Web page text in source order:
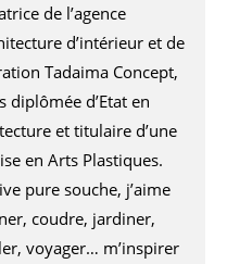
de l’agence
d’intérieur et de
Tadaima Concept,
diplômée d’Etat en
et titulaire d’une
en Arts Plastiques.
pure souche, j’aime
coudre, jardiner,
voyager… m’inspirer